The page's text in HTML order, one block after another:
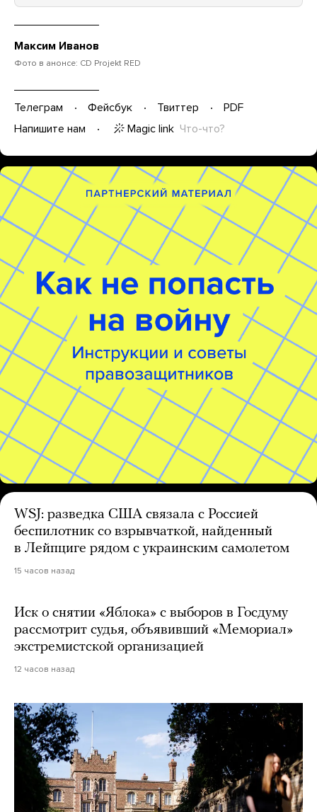
Максим Иванов
Фото в анонсе: CD Projekt RED
Телеграм Фейсбук Твиттер
PDF
Напишите нам
Magic link Что-что?
WSJ: разведка США связала с Россией
беспилотник со взрывчаткой, найденный
в Лейпциге рядом с украинским самолетом
15 часов назад
Иск о снятии «Яблока» с выборов в Госдуму
рассмотрит судья, объявивший «Мемориал»
экстремистской организацией
12 часов назад